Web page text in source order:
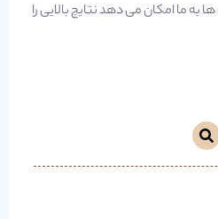
به ما امکان می دهد نتایج بالایی را